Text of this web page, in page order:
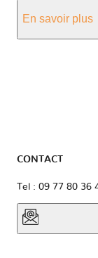
En savoir plus
CONTACT
Tel : 09 77 80 36